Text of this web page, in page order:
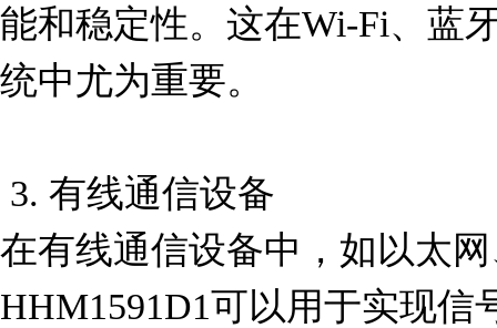
能和稳定性。这在Wi-Fi、蓝
统中尤为重要。
在有线通信设备中，如以太
HHM1591D1可以用于实现信